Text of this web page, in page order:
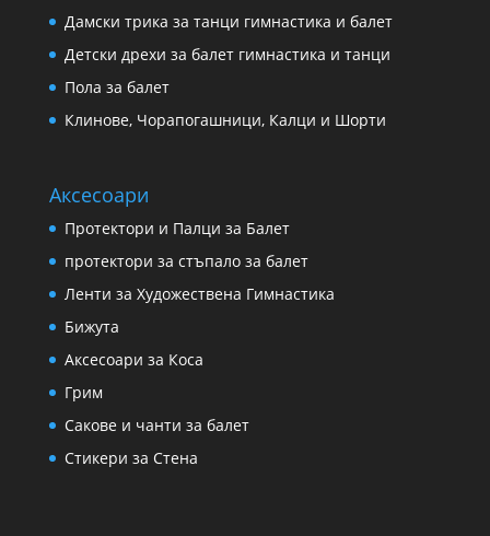
Дамски трика за танци гимнастика и балет
Детски дрехи за балет гимнастика и танци
Пола за балет
Клинове, Чорапогашници, Калци и Шорти
Аксесоари
Протектори и Палци за Балет
протектори за стъпало за балет
Ленти за Художествена Гимнастика
Бижута
Аксесоари за Коса
Грим
Сакове и чанти за балет
Стикери за Стена